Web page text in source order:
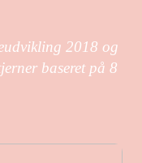
2018 og
baseret på 8